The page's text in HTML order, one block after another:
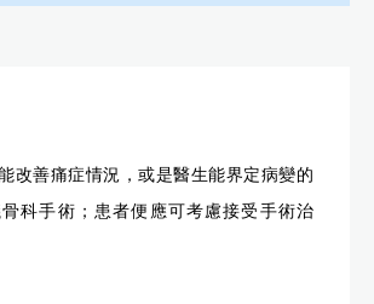
改善痛症情況，或是醫生能界定病變的
科手術；患者便應可考慮接受手術治